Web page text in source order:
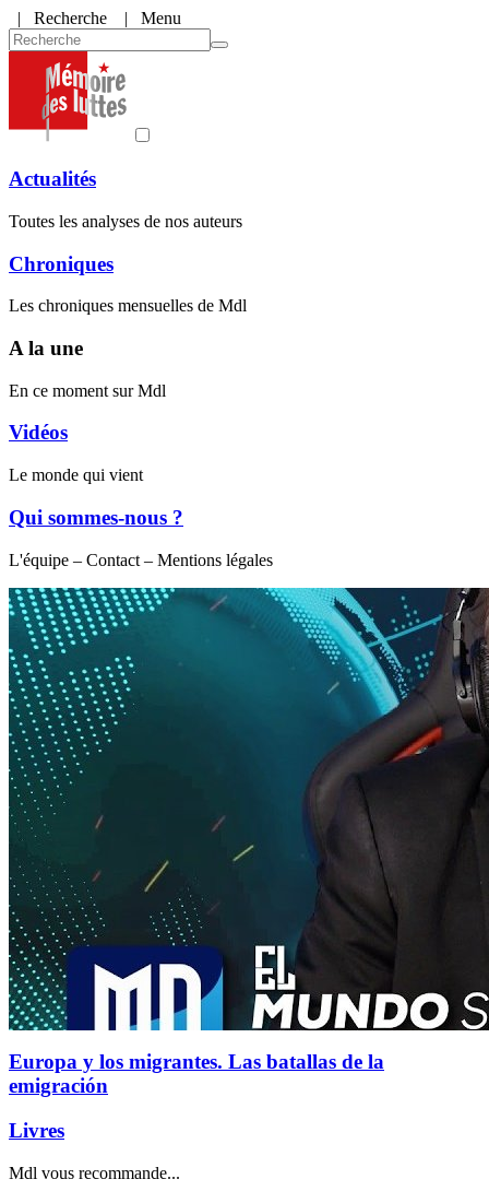
| Recherche | Menu
Actualités
Toutes les analyses de nos auteurs
Chroniques
Les chroniques mensuelles de Mdl
A la une
En ce moment sur Mdl
Vidéos
Le monde qui vient
Qui sommes-nous ?
L'équipe – Contact – Mentions légales
Europa y los migrantes. Las batallas de la
emigración
Livres
Mdl vous recommande...